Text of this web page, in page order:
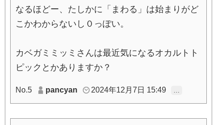
なるほどー、たしかに「まわる」は始まりがど
こかわからないし０っぽい。
カベガミミッミさんは最近気になるオカルトト
ピックとかありますか？
No.5 pancyan 2024年12月7日 15:49